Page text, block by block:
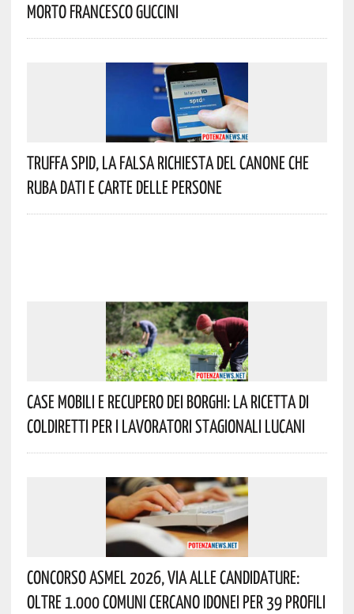
Morto Francesco Guccini
Truffa Spid, La Falsa Richiesta Del Canone Che
Ruba Dati E Carte Delle Persone
Case Mobili E Recupero Dei Borghi: La Ricetta Di
Coldiretti Per I Lavoratori Stagionali Lucani
Concorso Asmel 2026, Via Alle Candidature:
Oltre 1.000 Comuni Cercano Idonei Per 39 Profili